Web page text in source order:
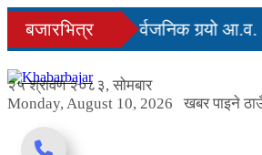
Skip
content
बजारभित्र
सरकारले सार्वजनिक गर्‍यो आ.व.
२५ श्रावण २०८३, सोमबार
Monday, August 10, 2026
खबर पाइने